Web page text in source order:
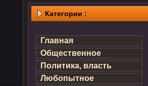
Категории :
Главная
Общественное
Политика, власть
Любопытное